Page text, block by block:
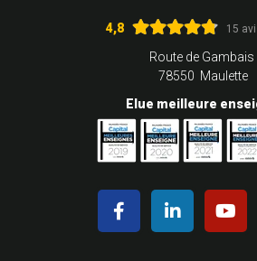
4,8 15
Route de Gambais
78550 Maulette
Elue meilleure